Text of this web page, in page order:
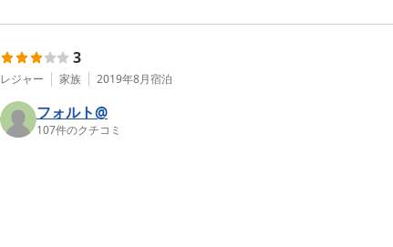
3
レジャー 家族 2019年8月宿泊
フォルト@
107件のクチコミ